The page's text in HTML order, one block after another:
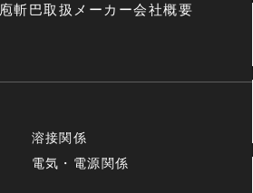
庖斬巴取扱メーカー会社概要
溶接関係
電気・電源関係